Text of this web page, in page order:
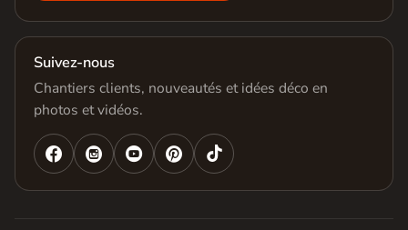
Suivez-nous
Chantiers clients, nouveautés et idées déco en
photos et vidéos.
   